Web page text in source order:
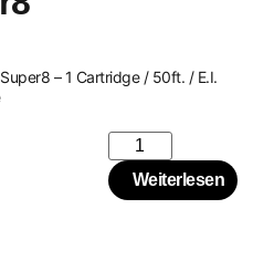
– 1 Cartridge / 50ft. / E.I.
Weiterlesen